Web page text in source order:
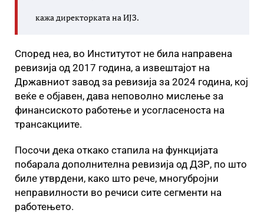
кажа директорката на ИЈЗ.
Според неа, во Институтот не била направена
ревизија од 2017 година, а извештајот на
Државниот завод за ревизија за 2024 година, кој
веќе е објавен, дава неповолно мислење за
финансиското работење и усогласеноста на
трансакциите.
Посочи дека откако стапила на функцијата
побарала дополнителна ревизија од ДЗР, по што
биле утврдени, како што рече, многубројни
неправилности во речиси сите сегменти на
работењето.